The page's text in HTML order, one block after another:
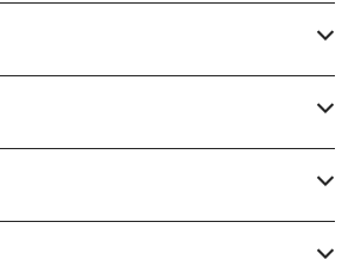
使える
インサイトで使える
ュ）